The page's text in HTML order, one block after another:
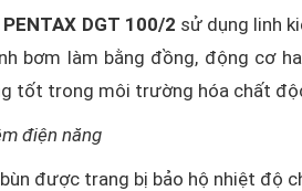
DGT 100/2 sử dụng linh
bơm làm bằng đồng, động cơ
tốt trong môi trường hóa chất
điện năng
được trang bị bảo hộ nhiệt độ